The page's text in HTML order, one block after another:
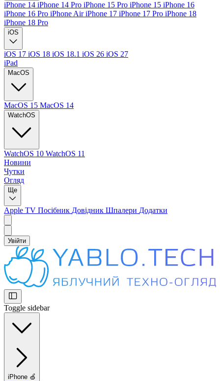
iPhone 14 iPhone 14 Pro iPhone 15 Pro iPhone 15 iPhone 16
iPhone 16 Pro iPhone AiriPhone 17 iPhone 17 Pro iPhone 18
iPhone 18 Pro
iOS
iOS 17 iOS 18 iOS 18.1 iOS 26 iOS 27
iPad
MacOS
MacOS 15 MacOS 14
WatchOS
WatchOS 10 WatchOS 11
Новини
Чутки
Огляд
Ще
Apple TV Посібник Довідник Шпалери Додатки
Увійти
Toggle sidebar
iPhone 🍏